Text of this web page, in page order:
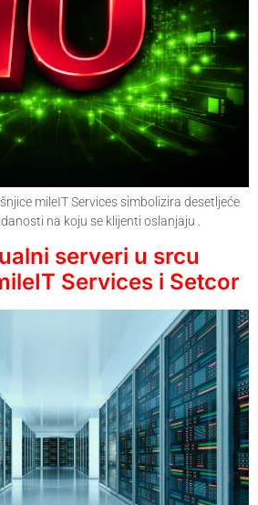
mileIT Services simbolizira desetljeće
na koju se klijenti oslanjaju .
serveri u srcu
Services i Setcor